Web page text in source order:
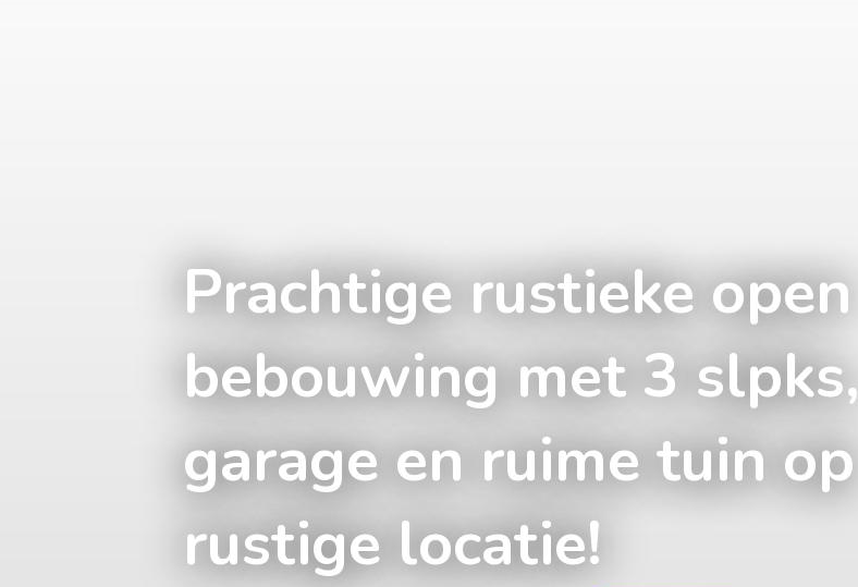
Prachtige rustieke open
bebouwing met 3 slpks,
garage en ruime tuin op
rustige locatie!